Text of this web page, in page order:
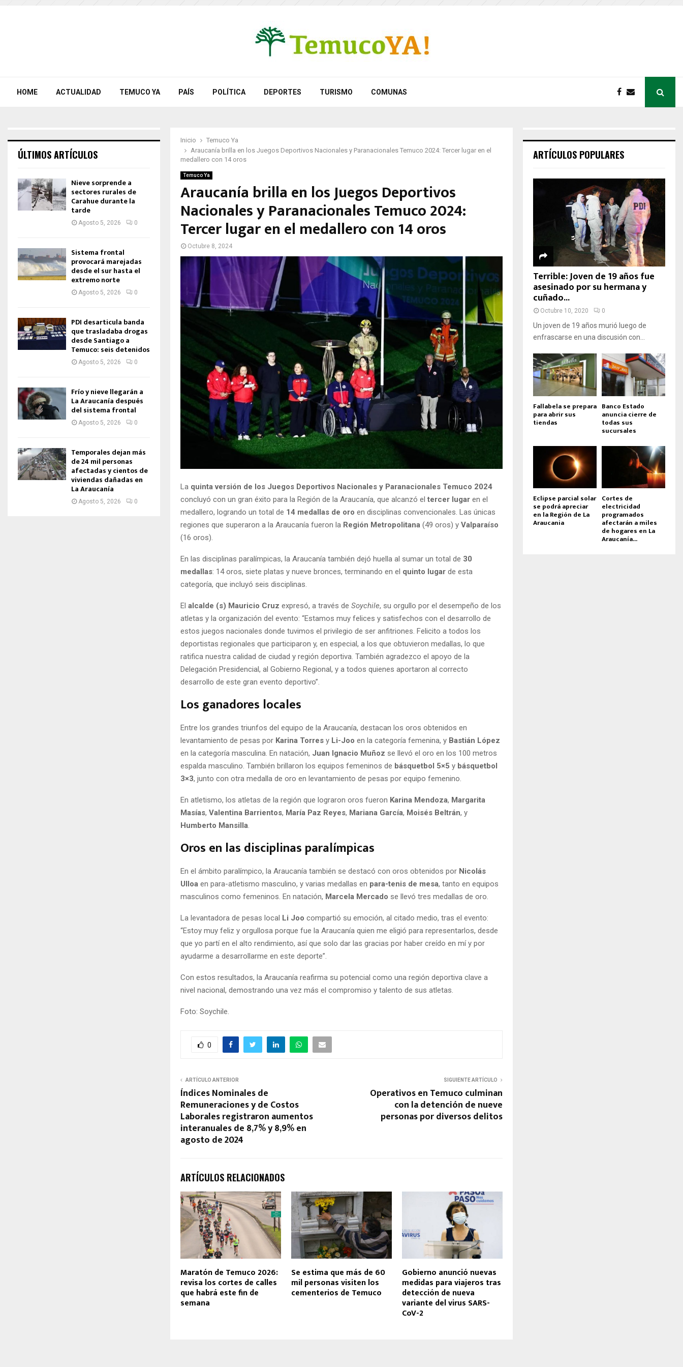
HOME ACTUALIDAD TEMUCO YA PAÍS POLÍTICA DEPORTES TURISMO COMUNAS
Inicio
Temuco Ya
Araucanía brilla en los Juegos Deportivos Nacionales y Paranacionales Temuco 2024: Tercer lugar en el
medallero con 14 oros
Temuco Ya
Araucanía brilla en los Juegos Deportivos
Nacionales y Paranacionales Temuco 2024:
Tercer lugar en el medallero con 14 oros
Octubre 8, 2024
La quinta versión de los Juegos Deportivos Nacionales y Paranacionales Temuco 2024
concluyó con un gran éxito para la Región de la Araucanía, que alcanzó el tercer lugar en el
medallero, logrando un total de 14 medallas de oro en disciplinas convencionales. Las únicas
regiones que superaron a la Araucanía fueron la Región Metropolitana (49 oros) y Valparaíso
(16 oros).
En las disciplinas paralímpicas, la Araucanía también dejó huella al sumar un total de 30
medallas: 14 oros, siete platas y nueve bronces, terminando en el quinto lugar de esta
categoría, que incluyó seis disciplinas.
El alcalde (s) Mauricio Cruz expresó, a través de Soychile, su orgullo por el desempeño de los
atletas y la organización del evento: “Estamos muy felices y satisfechos con el desarrollo de
estos juegos nacionales donde tuvimos el privilegio de ser anfitriones. Felicito a todos los
deportistas regionales que participaron y, en especial, a los que obtuvieron medallas, lo que
ratifica nuestra calidad de ciudad y región deportiva. También agradezco el apoyo de la
Delegación Presidencial, al Gobierno Regional, y a todos quienes aportaron al correcto
desarrollo de este gran evento deportivo”.
Los ganadores locales
Entre los grandes triunfos del equipo de la Araucanía, destacan los oros obtenidos en
levantamiento de pesas por Karina Torres y Li-Joo en la categoría femenina, y Bastián López
en la categoría masculina. En natación, Juan Ignacio Muñoz se llevó el oro en los 100 metros
espalda masculino. También brillaron los equipos femeninos de básquetbol 5×5 y básquetbol
3×3, junto con otra medalla de oro en levantamiento de pesas por equipo femenino.
En atletismo, los atletas de la región que lograron oros fueron Karina Mendoza, Margarita
Masías, Valentina Barrientos, María Paz Reyes, Mariana García, Moisés Beltrán, y
Humberto Mansilla
Oros en las disciplinas paralímpicas
En el ámbito paralímpico, la Araucanía también se destacó con oros obtenidos por Nicolás
Ulloa en para-atletismo masculino, y varias medallas en para-tenis de mesa, tanto en equipos
masculinos como femeninos. En natación, Marcela Mercado se llevó tres medallas de oro.
La levantadora de pesas local Li Joo compartió su emoción, al citado medio, tras el evento:
“Estoy muy feliz y orgullosa porque fue la Araucanía quien me eligió para representarlos, desde
que yo partí en el alto rendimiento, así que solo dar las gracias por haber creído en mí y por
ayudarme a desarrollarme en este deporte”.
Con estos resultados, la Araucanía reafirma su potencial como una región deportiva clave a
nivel nacional, demostrando una vez más el compromiso y talento de sus atletas.
Foto: Soychile.
0
ARTÍCULO ANTERIOR
Índices Nominales de
Remuneraciones y de Costos
Laborales registraron aumentos
interanuales de 8,7% y 8,9% en
agosto de 2024
SIGUIENTE ARTÍCULO
Operativos en Temuco culminan
con la detención de nueve
personas por diversos delitos
ARTÍCULOS RELACIONADOS
Maratón de Temuco 2026:
revisa los cortes de calles
que habrá este fin de
semana
Se estima que más de 60
mil personas visiten los
cementerios de Temuco
Gobierno anunció nuevas
medidas para viajeros tras
detección de nueva
variante del virus SARS-
CoV-2
ÚLTIMOS ARTÍCULOS
Nieve sorprende a
sectores rurales de
Carahue durante la
tarde
Agosto 5, 2026 0
Sistema frontal
provocará marejadas
desde el sur hasta el
extremo norte
Agosto 5, 2026 0
PDI desarticula banda
que trasladaba drogas
desde Santiago a
Temuco: seis detenidos
Agosto 5, 2026 0
Frío y nieve llegarán a
La Araucanía después
del sistema frontal
Agosto 5, 2026 0
Temporales dejan más
de 24 mil personas
afectadas y cientos de
viviendas dañadas en
La Araucanía
Agosto 5, 2026 0
ARTÍCULOS POPULARES
Terrible: Joven de 19 años fue
asesinado por su hermana y
cuñado...
Octubre 10, 2020 0
Un joven de 19 años murió luego de
enfrascarse en una discusión con...
Fallabela se prepara
para abrir sus
tiendas
Banco Estado
anuncia cierre de
todas sus
sucursales
Eclipse parcial solar
se podrá apreciar
en la Región de La
Araucania
Cortes de
electricidad
programados
afectarán a miles
de hogares en La
Araucanía...